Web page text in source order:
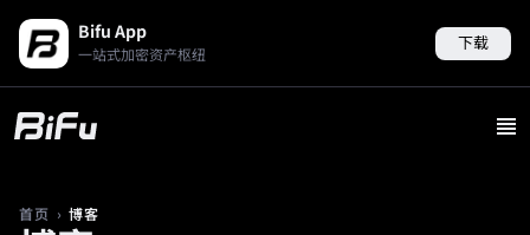
Bifu App
一站式加密资产枢纽
下载
首页 › 博客